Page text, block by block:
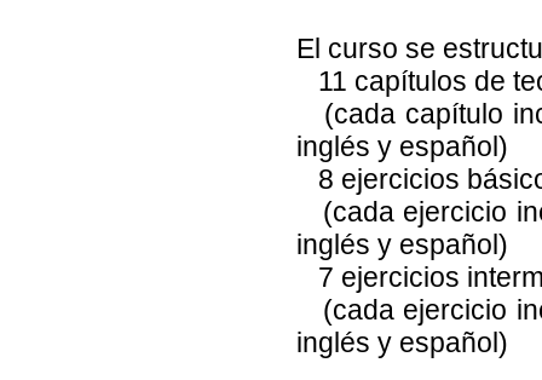
El curso se
11 capítulos de
(cada capítulo
inglés y español)
8 ejercicios
(cada ejercicio
inglés y español)
7 ejercicios
(cada ejercicio
inglés y español)